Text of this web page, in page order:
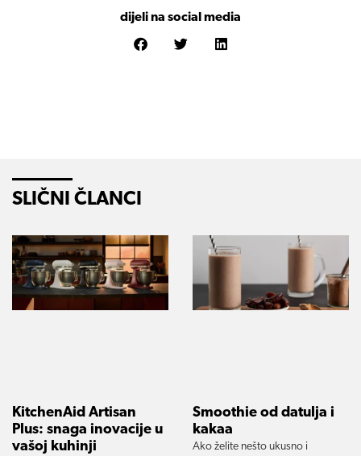
dijeli na social media
SLIČNI ČLANCI
KitchenAid Artisan
Plus: snaga inovacije u
vašoj kuhinji
Smoothie od datulja i
kakaa
Ako želite nešto ukusno i